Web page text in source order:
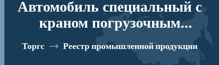
Автомобиль специальный с
краном погрузочным
гидравлическим типа КМА на
базе КАМАЗ 43118 и его
Торгс Реестр промышленной продукции